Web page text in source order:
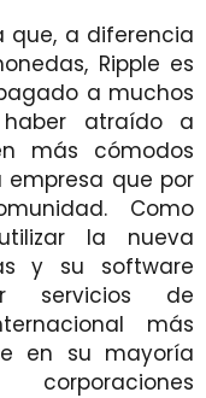
que, a diferencia
Ripple es
a muchos
haber atraído a
más cómodos
que por
Como
la nueva
y su software
servicios de
más
en su mayoría